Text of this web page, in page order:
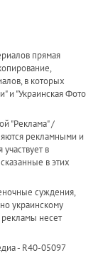
прямая
в которых
и "Украинская Фото
"Реклама" /
рекламными и
в
в этих
суждения,
украинскому
рекламы несет
- R40-05097